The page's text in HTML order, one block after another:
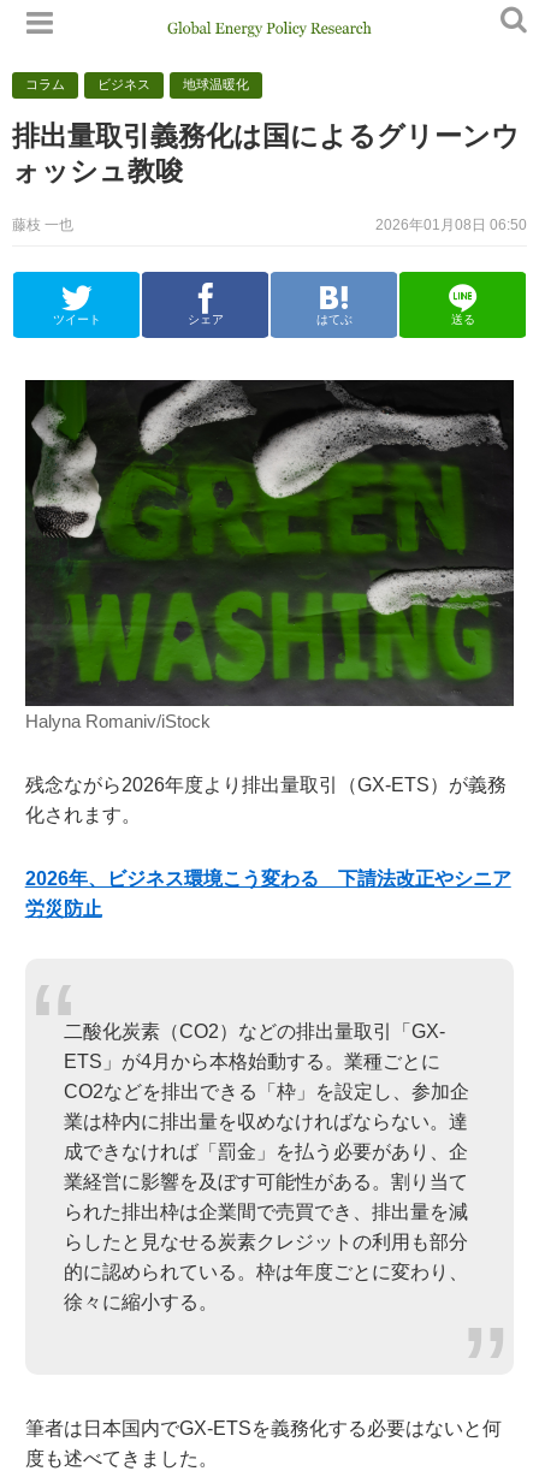
コラム ビジネス 地球温暖化
排出量取引義務化は国によるグリーンウ
ォッシュ教唆
2026年01月08日 06:50
藤枝 一也
ツイート シェア はてぶ 送る
Halyna Romaniv/iStock
残念ながら2026年度より排出量取引（GX-ETS）が義務
化されます。
2026年、ビジネス環境こう変わる 下請法改正やシニア
労災防止
二酸化炭素（CO2）などの排出量取引「GX-
ETS」が4月から本格始動する。業種ごとに
CO2などを排出できる「枠」を設定し、参加企
業は枠内に排出量を収めなければならない。達
成できなければ「罰金」を払う必要があり、企
業経営に影響を及ぼす可能性がある。割り当て
られた排出枠は企業間で売買でき、排出量を減
らしたと見なせる炭素クレジットの利用も部分
的に認められている。枠は年度ごとに変わり、
徐々に縮小する。
筆者は日本国内でGX-ETSを義務化する必要はないと何
度も述べてきました。